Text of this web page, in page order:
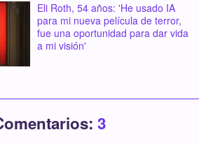
Eli Roth, 54 años: 'He usado IA
para mi nueva película de terror,
fue una oportunidad para dar vida
a mi visión'
3